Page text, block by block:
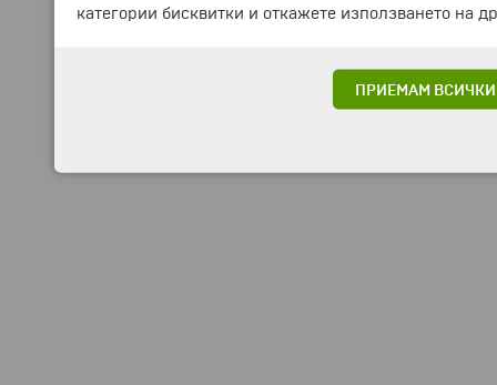
категории бисквитки и откажете използването на
ПРИЕМАМ